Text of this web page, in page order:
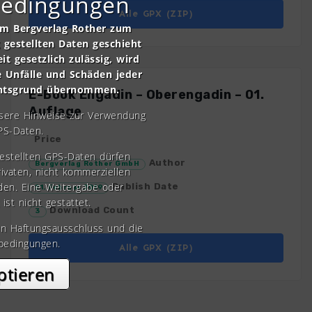
Alle GPX (ZIP)
E-Book Engadin – Oberengadin – 01.
Auflage
Price
Bergverlag Rother GmbH Author
21. Februar 2019 Publish Date
3 Download Count
Alle GPX (ZIP)
Bergverlag Rother zum
Daten geschieht
gesetzlich zulässig, wird
und Schäden jeder
übernommen.
Hinweise zur Verwendung
Daten.
GPS-Daten dürfen
nicht kommerziellen
Eine Weitergabe oder
ist nicht gestattet.
Haftungsausschluss und die